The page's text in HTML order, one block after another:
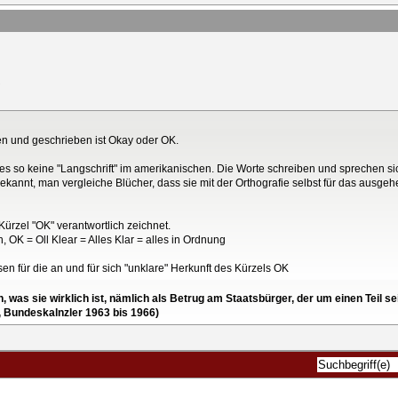
und geschrieben ist Okay oder OK.
so keine "Langschrift" im amerikanischen. Die Worte schreiben und sprechen
man vergleiche Blücher, dass sie mit der Orthografie selbst für das
"OK" verantwortlich zeichnet.
OK = Oll Klear = Alles Klar = alles in Ordnung
für die an und für sich "unklare" Herkunft des Kürzels OK
was sie wirklich ist, nämlich als Betrug am Staatsbürger, der um einen Teil
1963 bis 1966)